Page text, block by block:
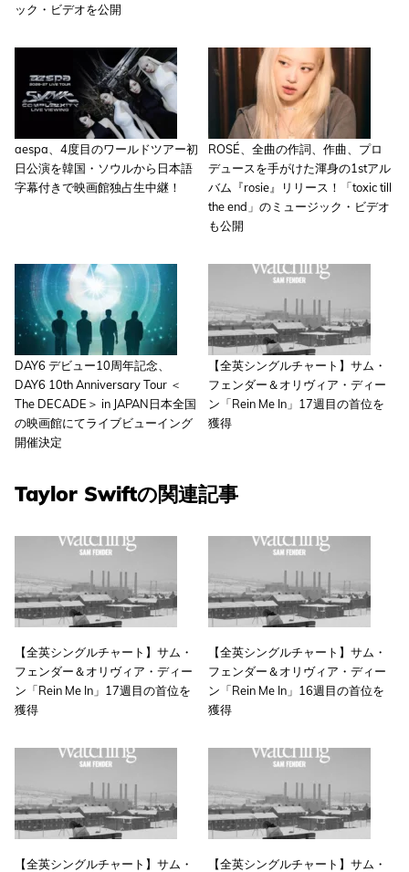
ック・ビデオを公開
aespa、4度目のワールドツアー初
日公演を韓国・ソウルから日本語
字幕付きで映画館独占生中継！
ROSÉ、全曲の作詞、作曲、プロ
デュースを手がけた渾身の1stアル
バム『rosie』リリース！「toxic till
the end」のミュージック・ビデオ
も公開
DAY6 デビュー10周年記念、
DAY6 10th Anniversary Tour ＜
The DECADE＞ in JAPAN日本全国
の映画館にてライブビューイング
開催決定
【全英シングルチャート】サム・
フェンダー＆オリヴィア・ディー
ン「Rein Me In」17週目の首位を
獲得
Taylor Swiftの関連記事
【全英シングルチャート】サム・
フェンダー＆オリヴィア・ディー
ン「Rein Me In」17週目の首位を
獲得
【全英シングルチャート】サム・
フェンダー＆オリヴィア・ディー
ン「Rein Me In」16週目の首位を
獲得
【全英シングルチャート】サム・
【全英シングルチャート】サム・